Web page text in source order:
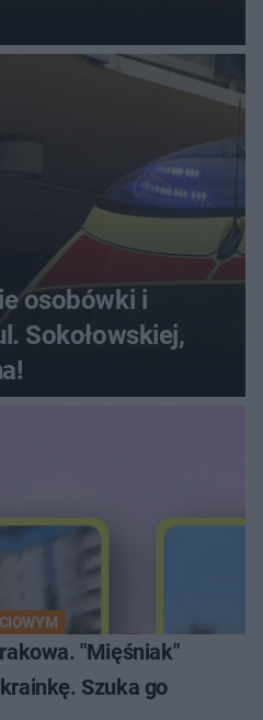
osobówki i
Sokołowskiej,
"Mięśniak"
Szuka go